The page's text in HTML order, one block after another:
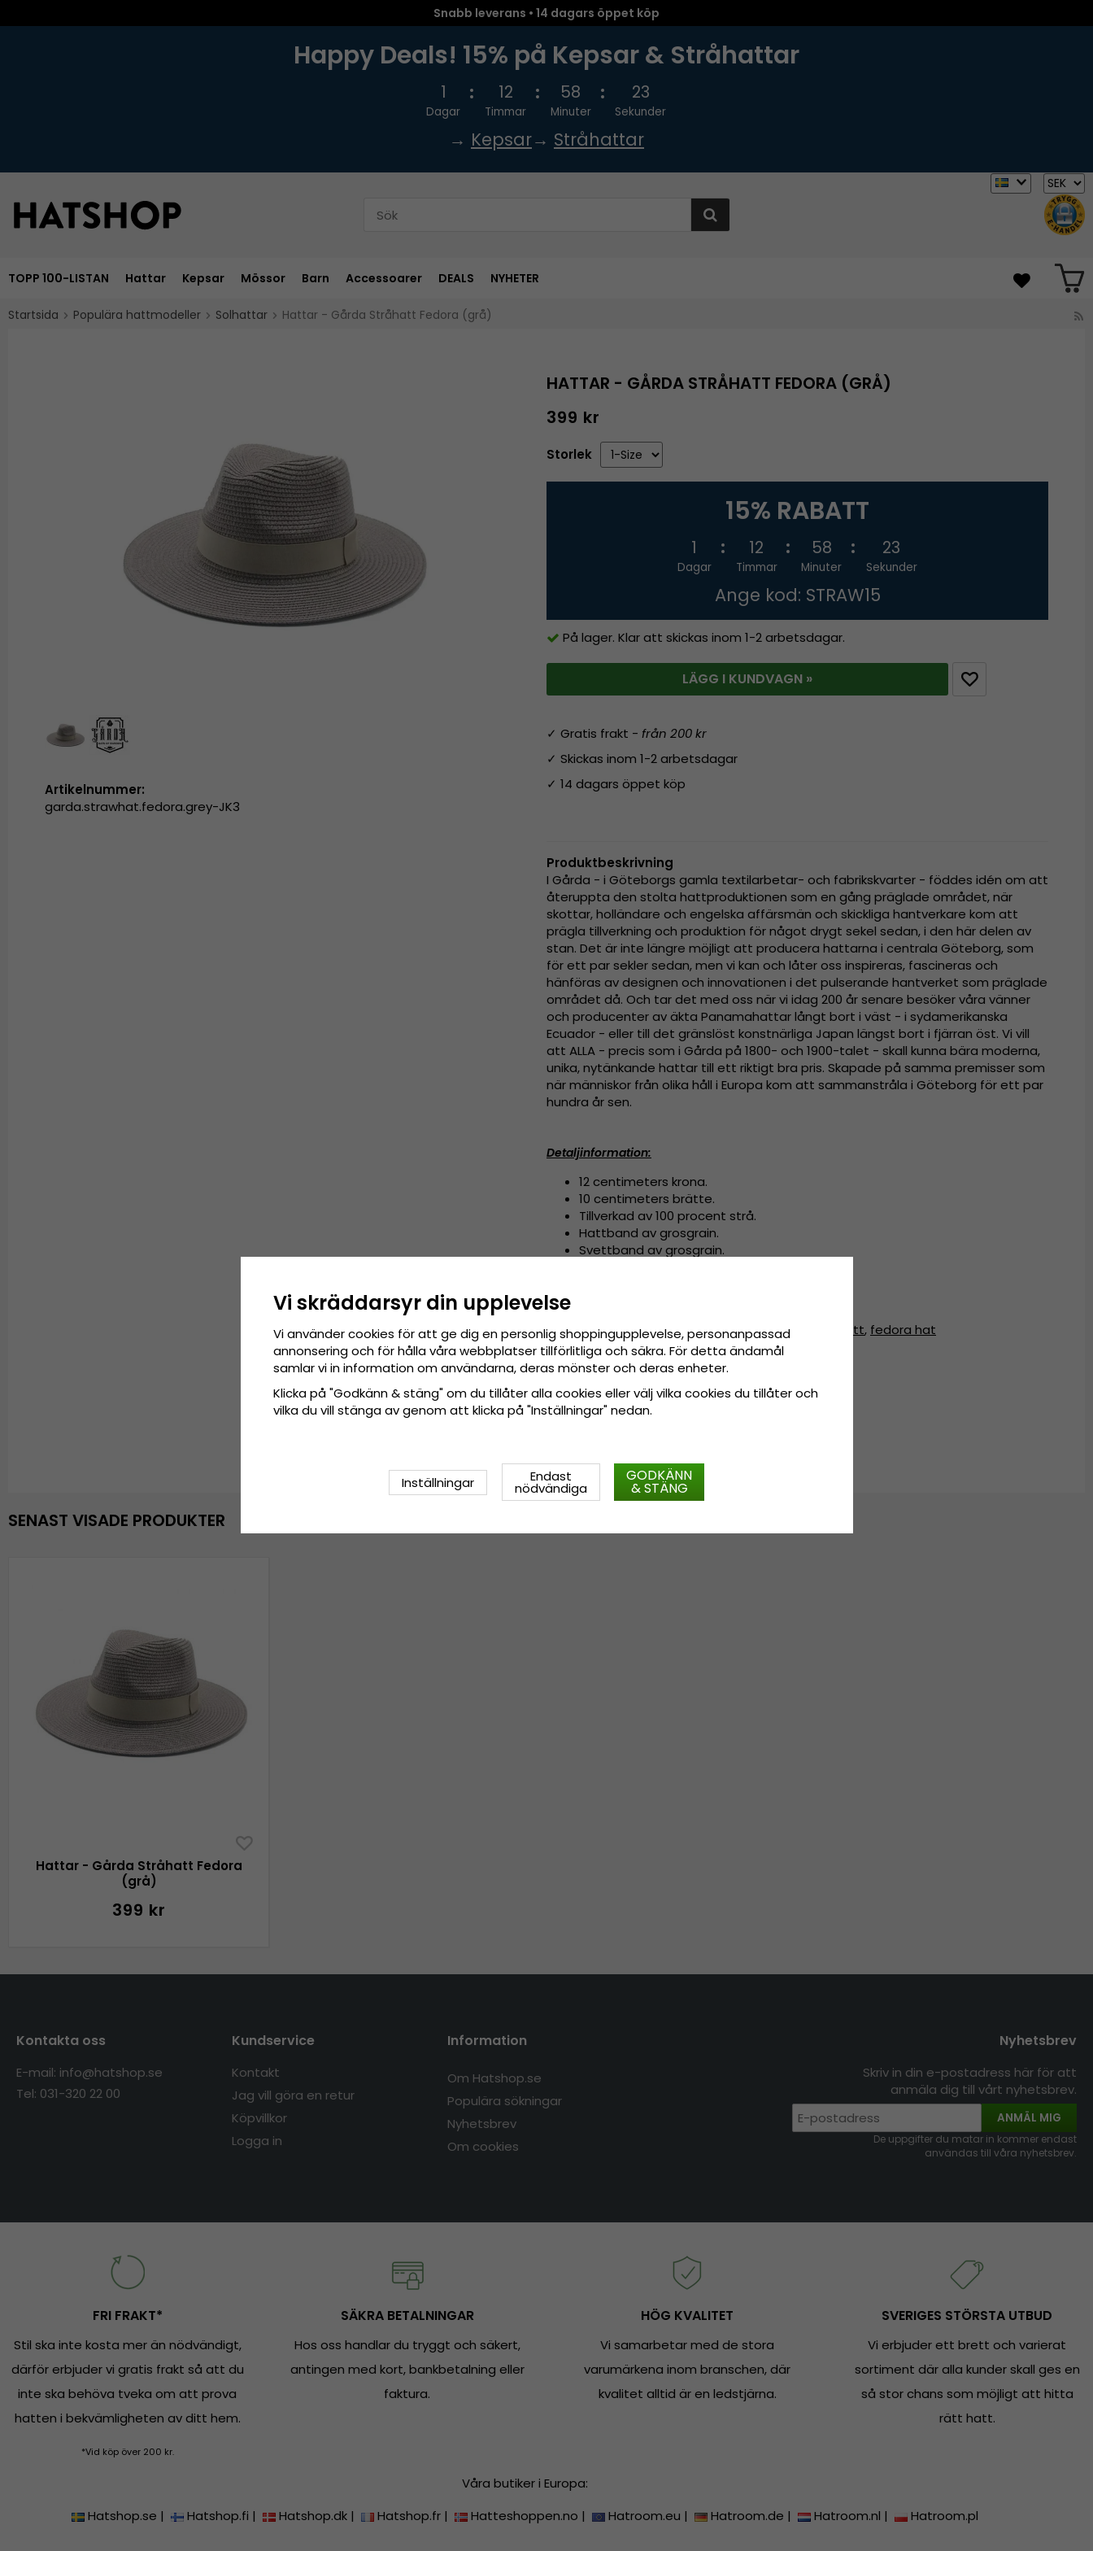
Snabb leverans • 14 dagars öppet köp
Happy Deals! 15% på Kepsar & Stråhattar
1
Dagar
12
Timmar
58
Minuter
22
Sekunder
→ Kepsar→ Stråhattar
TOPP 100-LISTAN Hattar Kepsar Mössor Barn Accessoarer DEALS NYHETER
Startsida Populära hattmodeller Solhattar Hattar - Gårda Stråhatt Fedora (grå)
HATTAR - GÅRDA STRÅHATT FEDORA (GRÅ)
399 kr
Storlek
15% RABATT
1
Dagar
12
Timmar
58
Minuter
22
Sekunder
Ange kod: STRAW15
På lager. Klar att skickas inom 1-2 arbetsdagar.
LÄGG I KUNDVAGN »
✓ Gratis frakt - från 200 kr
✓ Skickas inom 1-2 arbetsdagar
✓ 14 dagars öppet köp
Produktbeskrivning
I Gårda - i Göteborgs gamla textilarbetar- och fabrikskvarter - föddes idén om att
återuppta den stolta hattproduktionen som en gång präglade området, när
skottar, holländare och engelska affärsmän och skickliga hantverkare kom att
prägla tillverkning och produktion för något drygt sekel sedan, i den här delen av
stan. Det är inte längre möjligt att producera hattarna i centrala Göteborg, som
för ett par sekler sedan, men vi kan och låter oss inspireras, fascineras och
hänföras av designen och innovationen i det pulserande hantverket som präglade
området då. Och tar det med oss när vi idag 200 år senare besöker våra vänner
och producenter av äkta Panamahattar långt bort i väst - i sydamerikanska
Ecuador - eller till det gränslöst konstnärliga Japan längst bort i fjärran öst. Vi vill
att ALLA - precis som i Gårda på 1800- och 1900-talet - skall kunna bära moderna,
unika, nytänkande hattar till ett riktigt bra pris. Skapade på samma premisser som
när människor från olika håll i Europa kom att sammanstråla i Göteborg för ett par
hundra år sen.
Detaljinformation:
12 centimeters krona.
10 centimeters brätte.
Tillverkad av100 procent strå.
Hattband av grosgrain.
Svettband av grosgrain.
Modellen kallas även: stråhatt,solhatt,fedora-hatt, fedora hat
Storleksguide: 56 cm - 58 cm
Artikelnummer:
garda.strawhat.fedora.grey-JK3
SENAST VISADE PRODUKTER
Hattar - Gårda Stråhatt Fedora
(grå)
399 kr
Kontakta oss
E-mail: info@hatshop.se
Tel: 031-320 22 00
Kundservice
Kontakt
Jag vill göra en retur
Köpvillkor
Logga in
Information
Om Hatshop.se
Populära sökningar
Nyhetsbrev
Om cookies
Nyhetsbrev
Skriv in din e-postadress här för att
anmäla dig till vårt nyhetsbrev.
ANMÄL MIG
De uppgifter du matar in kommer endast
användas till våra nyhetsbrev.
FRI FRAKT*
Stil ska inte kosta mer än nödvändigt,
därför erbjuder vi gratis frakt så att du
inte ska behöva tveka om att prova
hatten i bekvämligheten av ditt hem.
*Vid köp över 200 kr.
SÄKRA BETALNINGAR
Hos oss handlar du tryggt och säkert,
antingen med kort, bankbetalning eller
faktura.
HÖG KVALITET
Vi samarbetar med de stora
varumärkena inom branschen, där
kvalitet alltid är en ledstjärna.
SVERIGES STÖRSTA UTBUD
Vi erbjuder ett brett och varierat
sortiment där alla kunder skall ges en
så stor chans som möjligt att hitta
rätt hatt.
Våra butiker i Europa:
Hatshop.se | Hatshop.fi | Hatshop.dk | Hatshop.fr | Hatteshoppen.no | Hatroom.eu | Hatroom.de | Hatroom.nl | Hatroom.pl
Vi skräddarsyr din upplevelse
Vi använder cookies för att ge dig en personlig shoppingupplevelse, personanpassad
annonsering och för hålla våra webbplatser tillförlitliga och säkra. För detta ändamål
samlar vi in information om användarna, deras mönster och deras enheter.
Klicka på "Godkänn & stäng" om du tillåter alla cookies eller välj vilka cookies du tillåter och
vilka du vill stänga av genom att klicka på "Inställningar" nedan.
Inställningar Endast
nödvändiga
GODKÄNN
& STÄNG